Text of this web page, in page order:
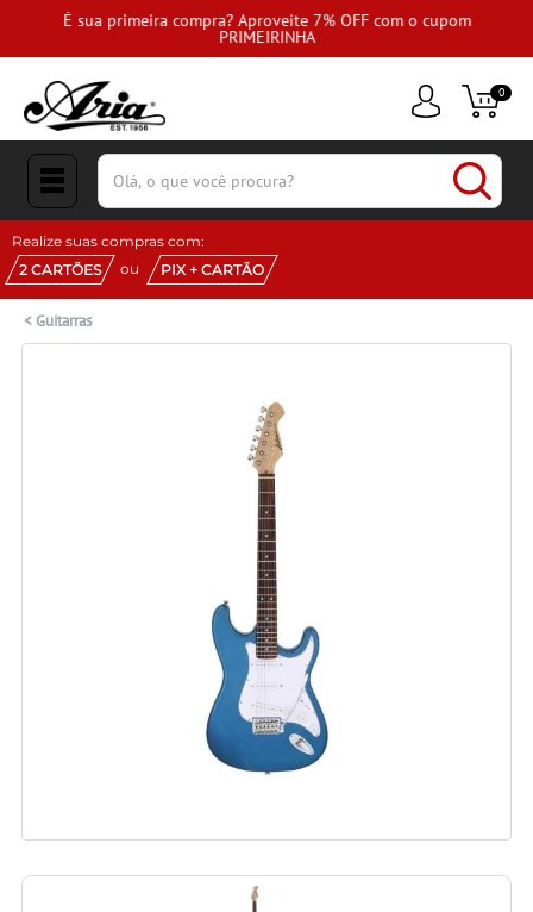
É sua primeira compra? Aproveite 7% OFF com o cupom
PRIMEIRINHA
0
(pesquisar)
Realize suas compras com:
2 CARTÕES
ou PIX + CARTÃO
<Guitarras